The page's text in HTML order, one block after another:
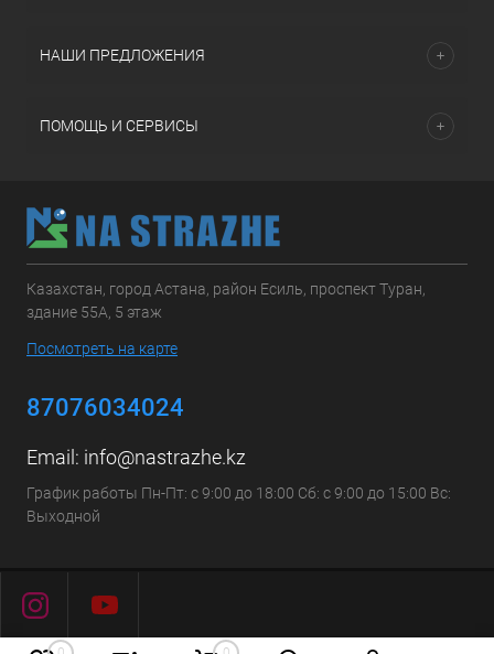
НАШИ ПРЕДЛОЖЕНИЯ
ПОМОЩЬ И СЕРВИСЫ
Казахстан, город Астана, район Есиль, проспект Туран,
здание 55А, 5 этаж
Посмотреть на карте
87076034024
Email: info@nastrazhe.kz
График работы Пн-Пт: с 9:00 до 18:00 Сб: с 9:00 до 15:00 Вс:
Выходной